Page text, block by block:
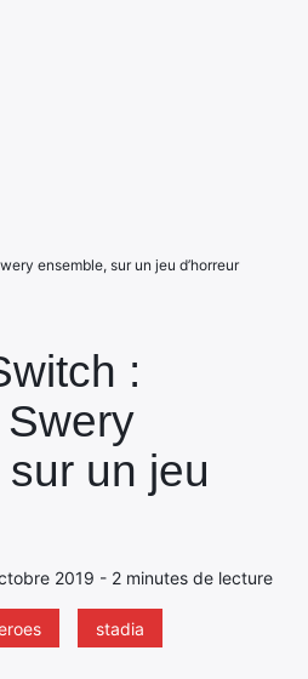
:
un jeu
2019 - 2 minutes de lecture
stadia
ensemble, sur un jeu d’horreur